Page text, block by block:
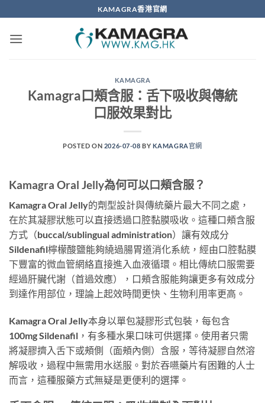
to
content
KAMAGRA香港官網
KAMAGRA
Kamagra口頰含服：舌下吸收與傳統
口服效果對比
POSTED ON 2026-07-08 BY KAMAGRA官網
Kamagra Oral Jelly為何可以口頰含服？
Kamagra Oral Jelly的劑型設計與傳統藥片最大不同之處，
在於其凝膠狀態可以直接透過口腔黏膜吸收。這種口頰含服
方式（buccal/sublingual administration）讓有效成分
Sildenafil檸檬酸鹽能夠繞過腸胃道消化系統，經由口腔黏膜
下豐富的微血管網絡直接進入血液循環。相比傳統口服需要
經過肝臟代謝（首過效應），口頰含服能夠讓更多有效成分
到達作用部位，理論上起效時間更快、生物利用率更高。
Kamagra Oral Jelly本身以單包凝膠形式包裝，每包含
100mg Sildenafil，有多種水果口味可供選擇。使用者只需
將凝膠擠入舌下或頰側（面頰內側）含服，等待凝膠自然溶
解吸收，過程中無需用水送服。對於吞嚥藥片有困難的人士
而言，這種服藥方式無疑是更便利的選擇。